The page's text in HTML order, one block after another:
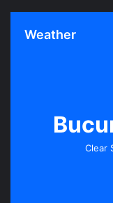
Weather
Clear